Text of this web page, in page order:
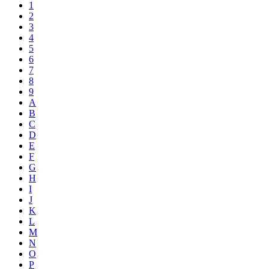
1
2
3
4
5
6
7
8
9
A
B
C
D
E
F
G
H
I
J
K
L
M
N
O
P